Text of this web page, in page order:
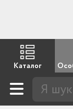
Каталог